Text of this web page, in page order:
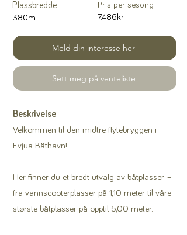
Plassbredde
3.80m
Pris per sesong
7.486kr
Meld din interesse her
Sett meg på venteliste
Beskrivelse
Velkommen til den midtre flytebryggen i
Evjua Båthavn!
Her finner du et bredt utvalg av båtplasser –
fra vannscooterplasser på 1,10 meter til våre
største båtplasser på opptil 5,00 meter.